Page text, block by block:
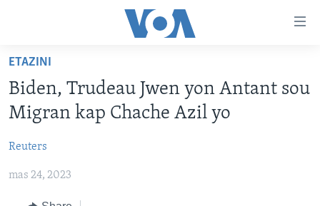
Skip
main
content
to
Navigation
AYITI
LÈZETAZINI
AMERIK LATIN
ENTÈNASYONAL
VIDEO
ETAZINI
Biden, Trudeau Jwen yon Antant sou
Migran kap Chache Azil yo
Reuters
mas 24, 2023